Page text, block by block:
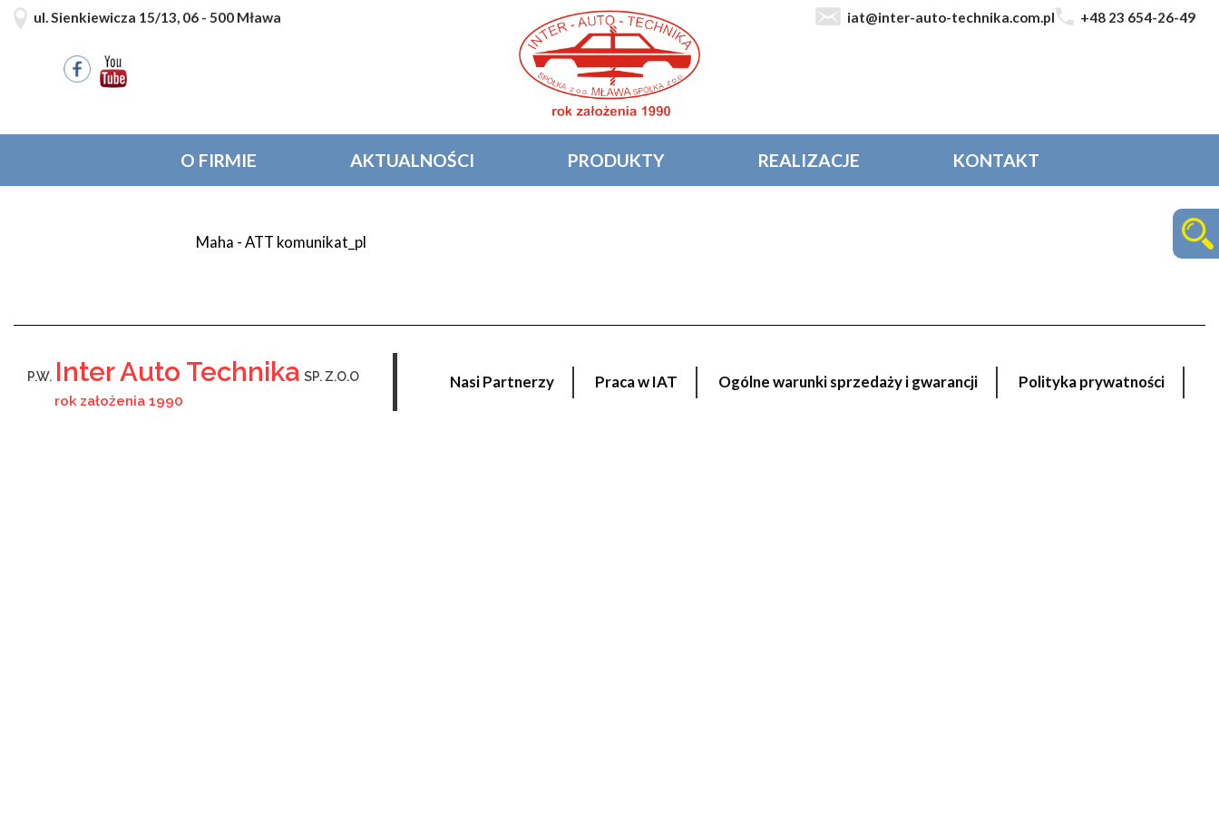
ul. Sienkiewicza 15/13, 06 - 500 Mława +48 23 654-26-49
iat@inter-auto-technika.com.pl
O FIRMIE AKTUALNOŚCI PRODUKTY REALIZACJE KONTAKT
Maha - ATT komunikat_pl
P.W. Inter Auto Technika SP. Z.O.O
rok założenia 1990
Nasi Partnerzy Praca w IAT Ogólne warunki sprzedaży i gwarancji Polityka prywatności